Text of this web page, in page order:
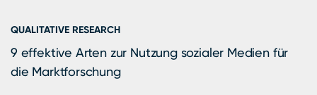
QUALITATIVE RESEARCH
9 effektive Arten zur Nutzung sozialer Medien für
die Marktforschung